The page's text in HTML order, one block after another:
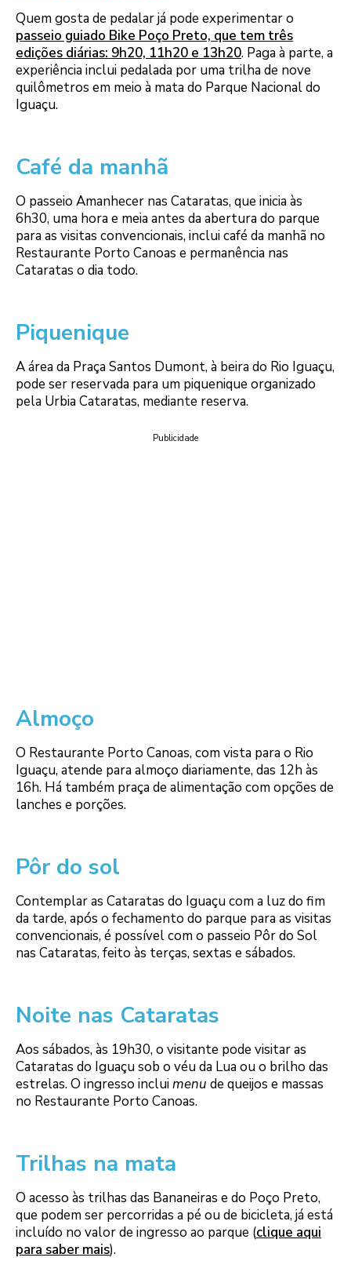
Quem gosta de pedalar já pode experimentar o
passeio guiado Bike Poço Preto, que tem três
edições diárias: 9h20, 11h20 e 13h20. Paga à parte, a
experiência inclui pedalada por uma trilha de nove
quilômetros em meio à mata do Parque Nacional do
Iguaçu.
Café da manhã
O passeio Amanhecer nas Cataratas, que inicia às
6h30, uma hora e meia antes da abertura do parque
para as visitas convencionais, inclui café da manhã no
Restaurante Porto Canoas e permanência nas
Cataratas o dia todo.
Piquenique
A área da Praça Santos Dumont, à beira do Rio Iguaçu,
pode ser reservada para um piquenique organizado
pela Urbia Cataratas, mediante reserva.
Publicidade
Almoço
O Restaurante Porto Canoas, com vista para o Rio
Iguaçu, atende para almoço diariamente, das 12h às
16h. Há também praça de alimentação com opções de
lanches e porções.
Pôr do sol
Contemplar as Cataratas do Iguaçu com a luz do fim
da tarde, após o fechamento do parque para as visitas
convencionais, é possível com o passeio Pôr do Sol
nas Cataratas, feito às terças, sextas e sábados.
Noite nas Cataratas
Aos sábados, às 19h30, o visitante pode visitar as
Cataratas do Iguaçu sob o véu da Lua ou o brilho das
estrelas. O ingresso incluimenu de queijos e massas
no Restaurante Porto Canoas.
Trilhas na mata
O acesso às trilhas das Bananeiras e do Poço Preto,
que podem ser percorridas a pé ou de bicicleta, já está
incluído no valor de ingresso ao parque (clique aqui
para saber mais).